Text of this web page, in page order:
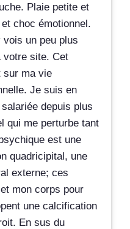
Plaie petite et
choc émotionnel.
vois un peu plus
votre site. Cet
sur ma vie
Je suis en
depuis plus
qui me perturbe tant
est une
quadricipital, une
externe; ces
mon corps pour
une calcification
En sus du